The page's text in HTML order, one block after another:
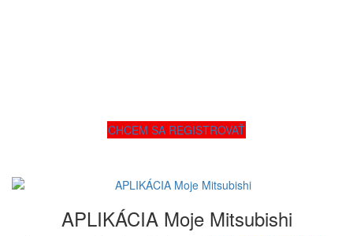
CHCEM SA REGISTROVAŤ
APLIKÁCIA Moje Mitsubishi